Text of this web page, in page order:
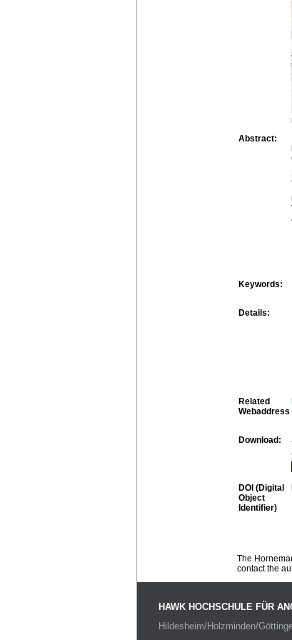
Abstract:
Keywords:
Details:
Related
Webaddress
Download:
DOI (Digital
Object
Identifier)
The
contact the
HAWK HOCHSCHULE FÜR
Hildesheim/Holzminden/